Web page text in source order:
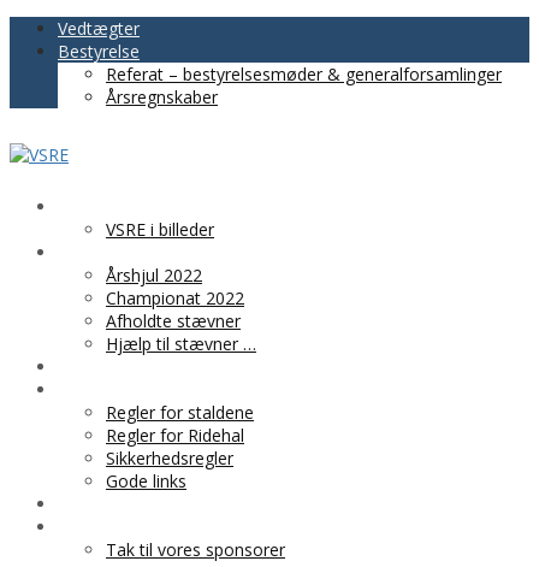
Vedtægter
Bestyrelse
Referat – bestyrelsesmøder & generalforsamlinger
Årsregnskaber
VSRE i billeder
Årshjul 2022
Championat 2022
Afholdte stævner
Hjælp til stævner …
Regler for staldene
Regler for Ridehal
Sikkerhedsregler
Gode links
Tak til vores sponsorer